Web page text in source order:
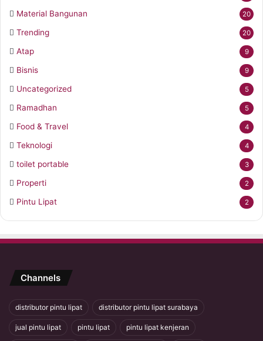
Material Bangunan 20
Trending 20
Atap 9
Bisnis 9
Uncategorized 5
Ramadhan 5
Food & Travel 4
Teknologi 4
toilet portable 3
Properti 2
Pintu Lipat 2
Channels
distributor pintu lipat distributor pintu lipat surabaya
jual pintu lipat pintu lipat pintu lipat kenjeran